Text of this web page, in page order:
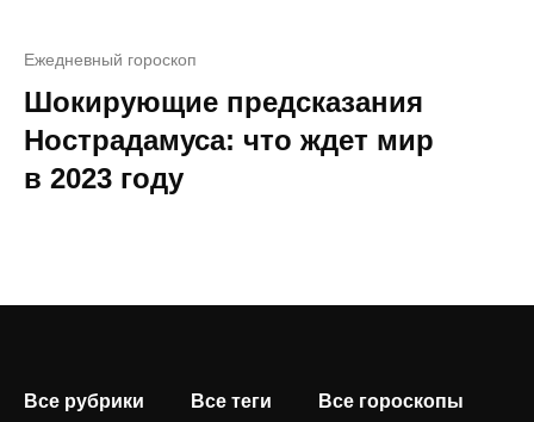
Ежедневный гороскоп
Шокирующие предсказания
Нострадамуса: что ждет мир
в 2023 году
Все рубрики Все теги Все гороскопы